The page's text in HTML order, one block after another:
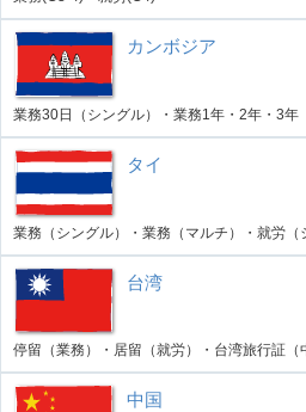
カンボジア
業務30日（シングル）・業務1年・2年・3年
タイ
業務（シングル）・業務（マルチ）・就労（
台湾
停留（業務）・居留（就労）・台湾旅行証（
中国